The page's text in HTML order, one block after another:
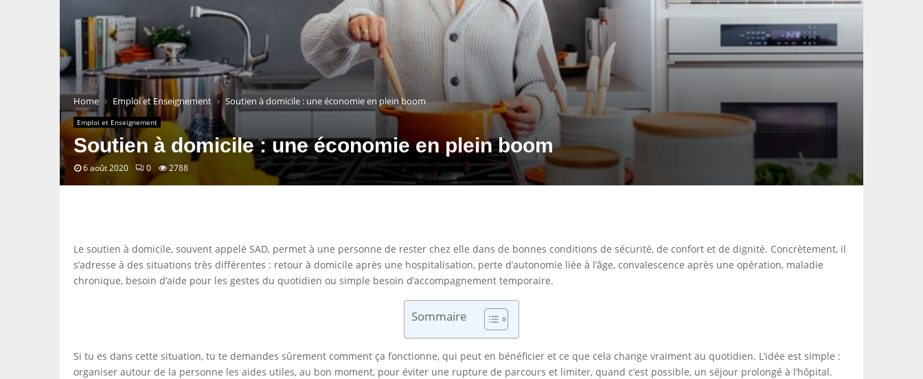
Home Emploi et Enseignement Soutien à domicile : une économie en plein boom
Emploi et Enseignement
Soutien à domicile : une économie en plein boom
6 août 2020 0 2788
Le soutien à domicile, souvent appelé SAD, permet à une personne de rester chez elle dans de bonnes conditions de sécurité, de confort et de dignité. Concrètement, il
s’adresse à des situations très différentes : retour à domicile après une hospitalisation, perte d’autonomie liée à l’âge, convalescence après une opération, maladie
chronique, besoin d’aide pour les gestes du quotidien ou simple besoin d’accompagnement temporaire.
Sommaire
Si tu es dans cette situation, tu te demandes sûrement comment ça fonctionne, qui peut en bénéficier et ce que cela change vraiment au quotidien. L’idée est simple :
organiser autour de la personne les aides utiles, au bon moment, pour éviter une rupture de parcours et limiter, quand c’est possible, un séjour prolongé à l’hôpital.